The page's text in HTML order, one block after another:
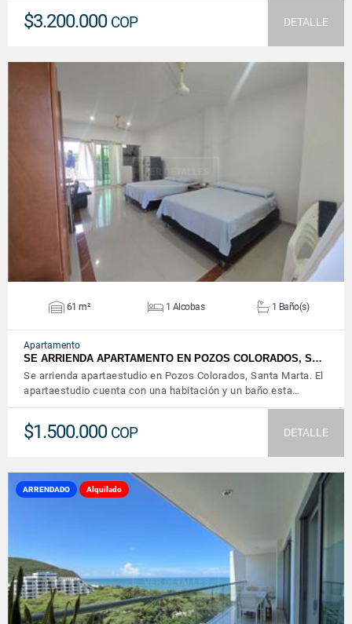
$3.200.000 COP DETALLE
VER DETALLES
61 m² 1 Alcobas 1 Baño(s)
Apartamento
SE ARRIENDA APARTAMENTO EN POZOS COLORADOS, S…
Se arrienda apartaestudio en Pozos Colorados, Santa Marta. El
apartaestudio cuenta con una habitación y un baño esta…
$1.500.000 COP DETALLE
ARRENDADO Alquilado
VER DETALLES